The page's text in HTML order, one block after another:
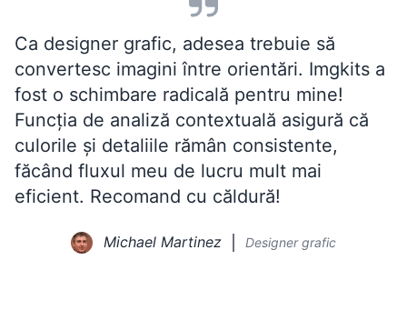
Ca designer grafic, adesea trebuie să
convertesc imagini între orientări. Imgkits a
fost o schimbare radicală pentru mine!
Funcția de analiză contextuală asigură că
culorile și detaliile rămân consistente,
făcând fluxul meu de lucru mult mai
eficient. Recomand cu căldură!
Michael Martinez Designer grafic